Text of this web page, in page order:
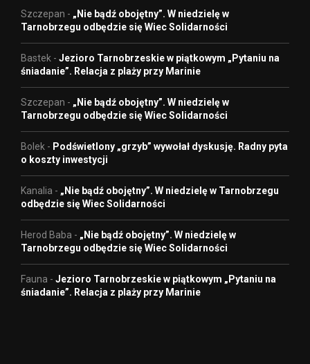
Szczepan - „Nie bądź obojętny”. W niedzielę w
Tarnobrzegu odbędzie się Wiec Solidarności
Bastek - Jezioro Tarnobrzeskie w piątkowym „Pytaniu na
śniadanie”. Relacja z plaży przy Marinie
Szczepan - „Nie bądź obojętny”. W niedzielę w
Tarnobrzegu odbędzie się Wiec Solidarności
Bolek - Podświetlony „grzyb” wywołał dyskusję. Radny pyta
o koszty inwestycji
Kanalia - „Nie bądź obojętny”. W niedzielę w Tarnobrzegu
odbędzie się Wiec Solidarności
Herod Baba - „Nie bądź obojętny”. W niedzielę w
Tarnobrzegu odbędzie się Wiec Solidarności
Fauna - Jezioro Tarnobrzeskie w piątkowym „Pytaniu na
śniadanie”. Relacja z plaży przy Marinie